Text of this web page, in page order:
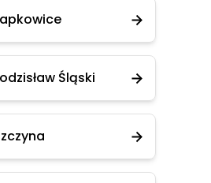
Śląski